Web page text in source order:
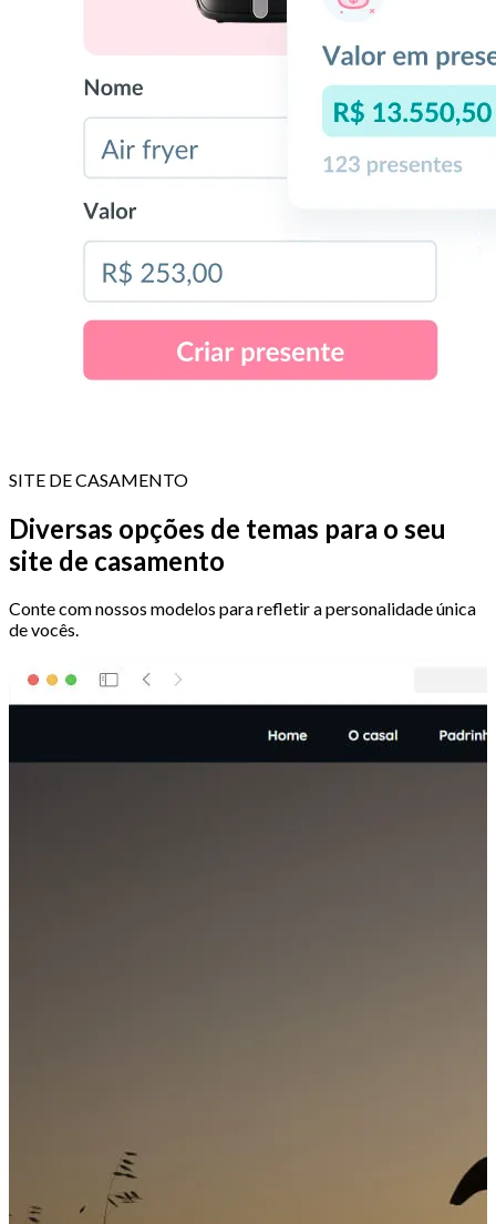
SITE DE CASAMENTO
Diversas opções de temas para o seu
site de casamento
Conte com nossos modelos para refletir a personalidade única
de vocês.